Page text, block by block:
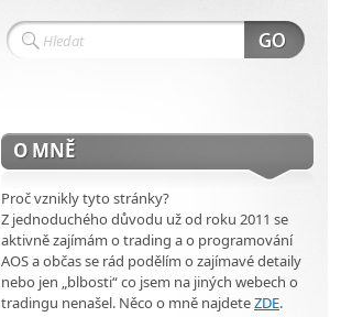
O MNĚ
Proč vznikly tyto stránky?
Z jednoduchého důvodu už od roku 2011 se
aktivně zajímám o trading a o programování
AOS a občas se rád podělím o zajímavé detaily
nebo jen „blbosti“ co jsem na jiných webech o
tradingu nenašel. Něco o mně najdeteZDE.